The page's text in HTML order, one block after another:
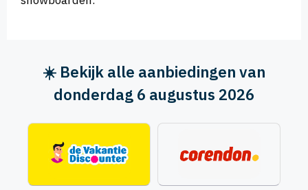
☀️ Bekijk alle aanbiedingen van
donderdag 6 augustus 2026